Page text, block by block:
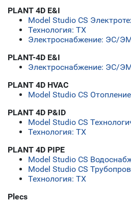
PLANT 4D E&I
Model Studio CS
Технология: ТХ
Электроснабжение: ЭС/
PLANT-4D E&I
Электроснабжение: ЭС/
PLANT 4D HVAC
Model Studio CS
PLANT 4D P&ID
Model Studio CS
Технология: ТХ
PLANT 4D PIPE
Model Studio CS
Model Studio CS
Технология: ТХ
Plecs